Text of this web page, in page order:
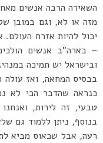
השאירה הרבה אנשים
מזה או לא, וגם במובן
יכול להיות אזרח
– בארה”ב אנשים
ובישראל יש תמיכה
בבסיס המחאה, ואז
כנראה שהדבר הכי לא
טבעי, זה לירות,
בנוסף, ניתן ללמוד גם
רעה, אבל שכאוס מביא